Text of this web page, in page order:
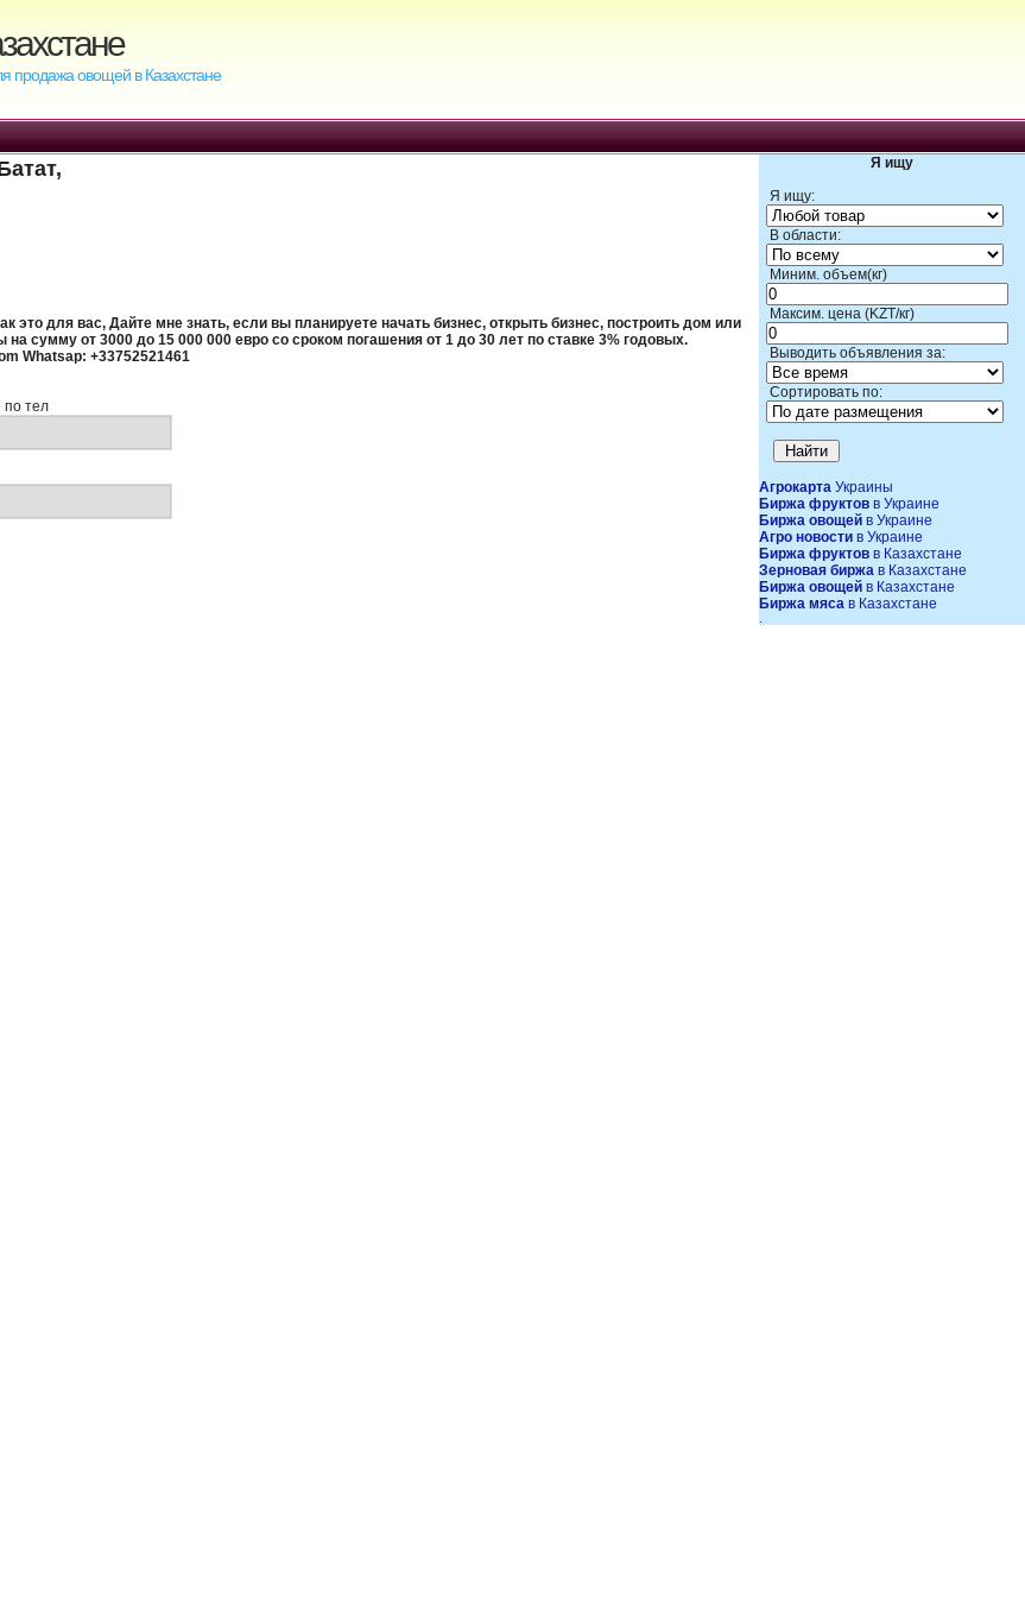
продажа овощей в Казахстане
Я ищу
Я ищу:
В области:
Миним. объем(кг)
Максим. цена (KZT/кг)
Выводить объявления за:
Сортировать по:
Агрокарта Украины
Биржа фруктов в Украине
Биржа овощей в Украине
Агро новости в Украине
Биржа фруктов в Казахстане
Зерновая биржа в Казахстане
Биржа овощей в Казахстане
Биржа мяса в Казахстане
,
это для вас, Дайте мне знать, если вы планируете начать бизнес, открыть бизнес, построить дом или
сумму от 3000 до 15 000 000 евро со сроком погашения от 1 до 30 лет по ставке 3% годовых.
Whatsap: +33752521461
по тел